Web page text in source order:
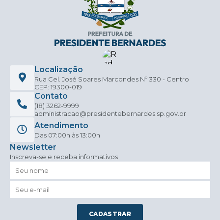
Localização
Rua Cel. José Soares Marcondes Nº 330 - Centro
CEP: 19300-019
Contato
(18) 3262-9999
administracao@presidentebernardes.sp.gov.br
Atendimento
Das 07:00h às 13:00h
Newsletter
Inscreva-se e receba informativos
CADASTRAR